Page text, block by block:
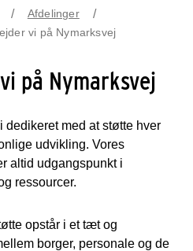
Afdelinger
vi på Nymarksvej
på Nymarksvej
dedikeret med at støtte hver
udvikling. Vores
altid udgangspunkt i
ressourcer.
opstår i et tæt og
borger, personale og de